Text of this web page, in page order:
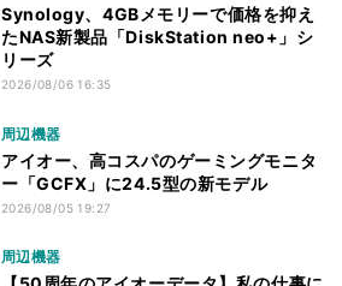
Synology、4GBメモリーで価格を抑え
たNAS新製品「DiskStation neo+」シ
リーズ
2026/08/06 16:35
周辺機器
アイオー、高コスパのゲーミングモニタ
ー「GCFX」に24.5型の新モデル
2026/08/05 19:27
周辺機器